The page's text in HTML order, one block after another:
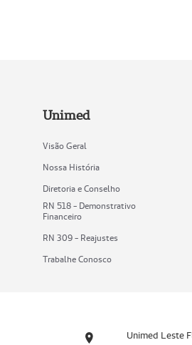
Unimed
Visão Geral
Nossa História
Diretoria e Conselho
RN 518 - Demonstrativo
Financeiro
RN 309 - Reajustes
Trabalhe Conosco
Unimed Leste